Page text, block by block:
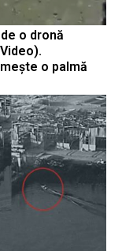
o dronă
o palmă